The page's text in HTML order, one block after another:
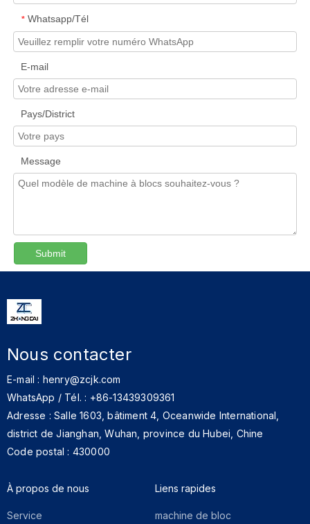
* Whatsapp/Tél
E-mail
Pays/District
Message
Submit
Nous contacter
E-mail : henry@zcjk.com
WhatsApp / Tél. : +86-13439309361
Adresse : Salle 1603, bâtiment 4, Oceanwide International,
district de Jianghan, Wuhan, province du Hubei, Chine
Code postal : 430000
À propos de nous​​​​​​​
Service
Liens rapides​​​​​​​
machine de bloc